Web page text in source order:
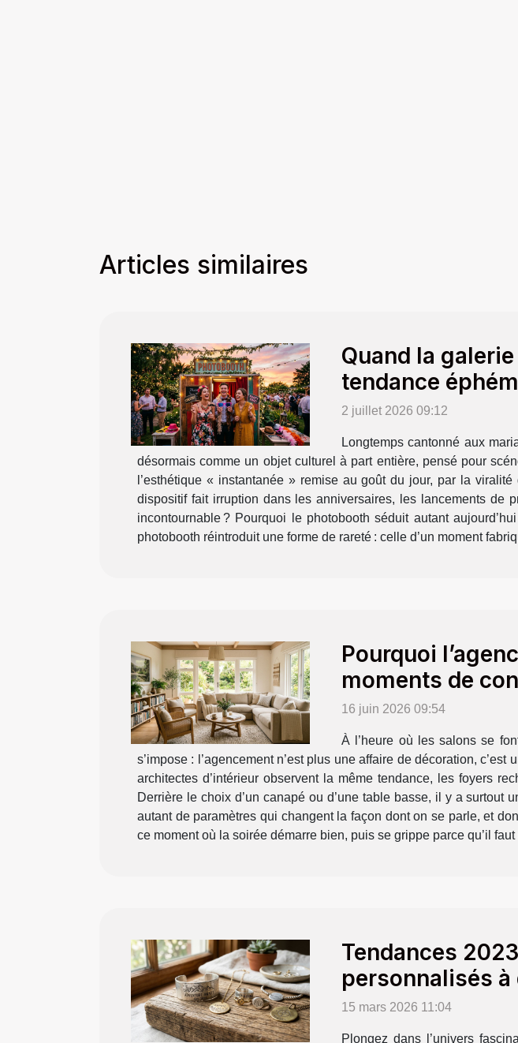
Articles similaires
Quand la
tendance
2 juillet 2026 09:12
Longtemps cantonné aux
désormais comme un objet culturel à part entière, pensé pour
l’esthétique « instantanée » remise au goût du jour, par la
dispositif fait irruption dans les anniversaires, les lancements de
incontournable ? Pourquoi le photobooth séduit autant
photobooth réintroduit une forme de rareté : celle d’un moment
Pourquoi
moments de
16 juin 2026 09:54
À l’heure où les salons se
s’impose : l’agencement n’est plus une affaire de décoration,
architectes d’intérieur observent la même tendance, les foyers
Derrière le choix d’un canapé ou d’une table basse, il y a surtout
autant de paramètres qui changent la façon dont on se parle, et
ce moment où la soirée démarre bien, puis se grippe parce qu’il
Tendances
personnalisés
15 mars 2026 11:04
Plongez dans l’univers